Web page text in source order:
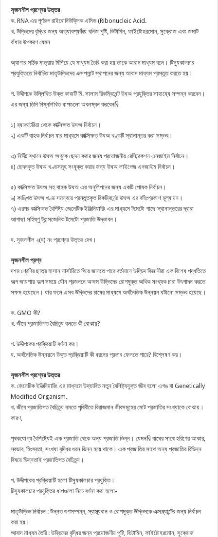
সৃজনশীল প্রশ্নের উত্তর
ক. RNA এর পূর্ণরূপ রাইবোনিউক্লিক এসিড (Ribonucleic Acid.
খ. উদ্ভিদের বৃদ্ধির জন্য অত্যাবশ্যকীয় খনিজ পুষ্টি, ভিটামিন, ফাইটোহরমোন, সুক্রোজ এবং জমাট
বাঁধার উপকরণ যেমন
অ্যাগার সঠিক মাত্রায় মিশিয়ে যে মাধ্যম তৈরি করা হয় তাকে আবাদ মাধ্যম বলে। টিস্যুকালচার
প্রযুক্তিতে নির্বাচিত মাতৃউদ্ভিদের এক্সপ্লান্ট স্থাপনের জন্য আবাদ মাধ্যম প্রস্তুত করতে হয়।
গ. উদ্দীপকে উল্লিখিত উক্ত কাজটি মি. সালাম রিকম্বিনেন্ট উঘঅ প্রযুক্তির সাহায্যে সম্পন্ন করবেন।
এর জন্য তিনি নিম্নলিখিত ধাপগুলো অবলম্বন করবেনÑ
১) ব্যাকটেরিয়া থেকে কাক্সিক্ষত উঘঅ নির্বাচন।
২) একটি বাহক নির্বাচন যার মাধ্যমে কাক্সিক্ষত উঘঅ খণ্ডটি স্থানান্তর করা সম্ভব।
৩) নির্দিষ্ট স্থানে উঘঅ অণুকে ছেদন করার জন্য প্রয়োজনীয় রেস্ট্রিকশন এনজাইম নির্বাচন।
৪) ছেদনকৃত উঘঅ খণ্ডসমূহ সংযুক্ত করার জন্য উঘঅ লাইগেজ এনজাইম নির্বাচন।
৫) কাক্সিক্ষত উঘঅ সহ বাহক উঘঅ এর অনুলিপনের জন্য একটি পোষক নির্বাচন।
৬) কাঙ্খিত উঘঅ খণ্ড সমন্বয়ে প্রস্তুতকৃত রিকম্বিনেন্ট উঘঅ এর বহিঃপ্রকাশ মূল্যায়ন।
৭) এরপর কাক্সিক্ষত বৈশিষ্ট্য জেনেটিক ইঞ্জিনিয়ারিং এর মাধ্যমে টমেটো গাছে স্থানান্তরের দ্বারা
আগাছা সহিষ্ণু ট্রান্সজেনিক টমেটো প্রজাতি উদ্ভাবন।
ঘ. সৃজনশীল ২(ঘ) নং প্রশ্নের উত্তর দেখ।
সৃজনশীল প্রশ্ন
দশম শ্রেণির ছাত্র হাসান নার্সারিতে গিয়ে জানতে পারে বর্তমানে উদ্ভিদ বিজ্ঞানীরা এক বিশেষ পদ্ধতিতে
অল্প জায়গায় অল্প সময়ে যৌন প্রজননে অক্ষম উদ্ভিদের রোগমুক্ত অধিক সংখ্যক চারা উৎপাদন করতে
সক্ষম হয়েছেন। যার ফলে এসব উদ্ভিদের চাষের মাধ্যমে অর্থনৈতিক উন্নয়ন ঘটানো সম্ভব হয়েছে।
ক. GMO কী?
খ. জীবে প্রজাতিগত বৈচিত্র্য বলতে কী বোঝায়?
গ. উদ্দীপকের প্রক্রিয়াটি বর্ণনা কর।
ঘ. অর্থনৈতিক উন্নয়নে উক্ত প্রক্রিয়াটি কী ধরনের প্রভাব ফেলতে পারে? বিশ্লেষণ কর।
সৃজনশীল প্রশ্নের উত্তর
ক. জেনেটিক ইঞ্জিনিয়ারিং এর মাধ্যমে উদ্ভাবিত নতুন বৈশিষ্ট্যযুক্ত জীব হলো এগঙ বা Genetically
Modified Organism.
খ. জীবে প্রজাতিগত বৈচিত্র্য বলতে পৃথিবীতে বিরাজমান জীবসমূহের মোট প্রজাতির সংখ্যাকে বোঝায়।
কারণ,
পৃথকযোগ্য বৈশিষ্ট্যেই এক প্রজাতি থেকে অন্য প্রজাতি ভিন্ন। যেমনÑ বাঘের সাথে হরিণের আকার,
স্বভাব, হিংস্রতা, সংখ্যা বৃদ্ধির ধরন ভিন্ন হয়ে থাকে। এক প্রজাতির সাথে অন্য প্রজাতির বিভিন্ন
বিষয়ে ভিন্নতাই প্রজাতিগত বৈচিত্র্য।
গ. উদ্দীপকের প্রক্রিয়াটি হলো টিস্যুকালচার প্রযুক্তি।
টিস্যুকালচার প্রযুক্তির ধাপগুলো নিচে বর্ণনা করা হলো-
মাতৃউদ্ভিদ নির্বাচন : উন্নত গুণসম্পন্ন, স্বাস্থ্যবান ও রোগমুক্ত উদ্ভিদকে এক্সপ্ল্যান্টের জন্য নির্বাচন
করা হয়।
আবাদ মাধ্যম তৈরি : উদ্ভিদের বৃদ্ধির জন্য প্রয়োজনীয় পুষ্টি, ভিটামিন, ফাইটোহরমোন, সুক্রোজ